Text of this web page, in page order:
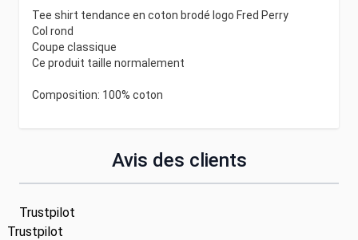
Tee shirt tendance en coton brodé logo Fred Perry
Col rond
Coupe classique
Ce produit taille normalement
Composition: 100% coton
Avis des clients
Trustpilot
Trustpilot